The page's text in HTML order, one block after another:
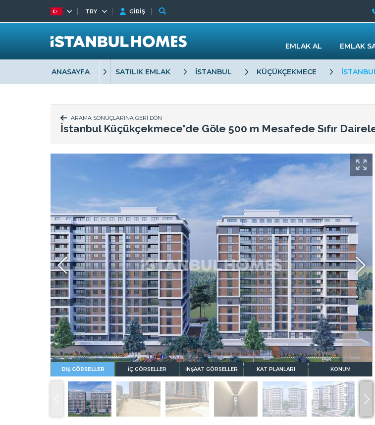
ANASAYFA SATILIK EMLAK İSTANBUL KÜÇÜKÇEKMECE
ARAMA SONUÇLARINA GERİ DÖN
İstanbul Küçükçekmece'de Göle 500 m Mesafede Sıfır
DIŞ GÖRSELLER İÇ GÖRSELLER İNŞAAT GÖRSELLER KAT PLANLARI KONUM
Whatsapp
TRY GİRİŞ
EMLAK AL EMLAK